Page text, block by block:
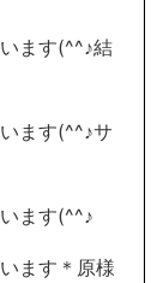
ます(^^♪結
ます(^^♪サ
ます(^^♪
ます＊原様